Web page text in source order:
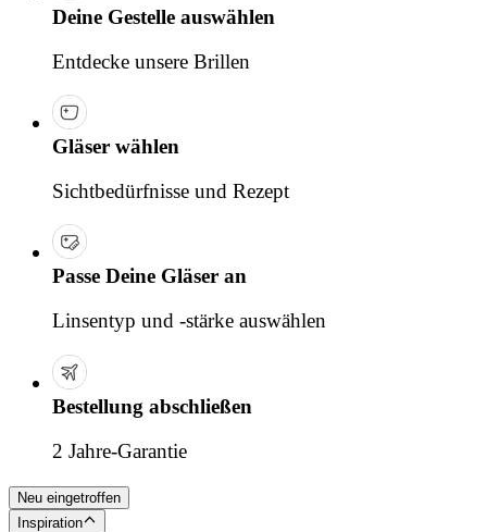
Deine Gestelle auswählen
Entdecke unsere Brillen
Gläser wählen
Sichtbedürfnisse und Rezept
Passe Deine Gläser an
Linsentyp und -stärke auswählen
Bestellung abschließen
2 Jahre-Garantie
Neu eingetroffen
Inspiration